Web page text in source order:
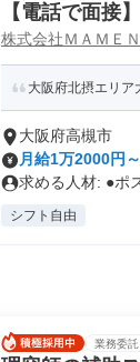
【電話で面接
市など
株式会社ＭＡＭＥ
大阪府北摂エリ
大阪府高槻市
月給1万2000円
求める人材: ●ポ
シフト自由
業務委託